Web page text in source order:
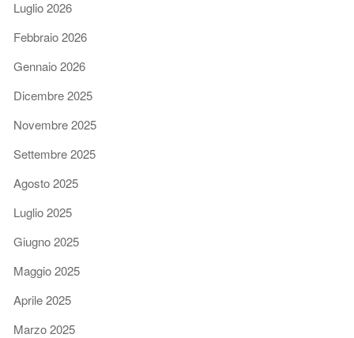
Luglio 2026
Febbraio 2026
Gennaio 2026
Dicembre 2025
Novembre 2025
Settembre 2025
Agosto 2025
Luglio 2025
Giugno 2025
Maggio 2025
Aprile 2025
Marzo 2025